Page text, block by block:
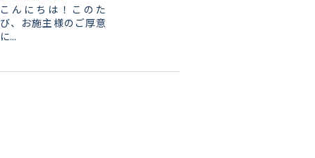
こんにちは！このた
び、お施主様のご厚意
に...